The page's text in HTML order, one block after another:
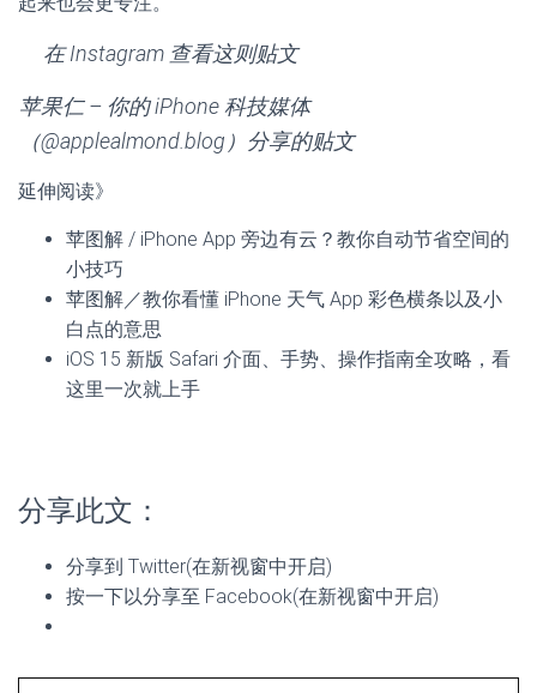
在 Instagram 查看这则贴文
苹果仁 – 你的 iPhone 科技媒体
（@applealmond.blog）分享的贴文
延伸阅读》
苹图解 / iPhone App 旁边有云？教你自动节省空间的
小技巧
苹图解／教你看懂 iPhone 天气 App 彩色横条以及小
白点的意思
iOS 15 新版 Safari 介面、手势、操作指南全攻略，看
这里一次就上手
分享此文：
分享到 Twitter(在新视窗中开启)
按一下以分享至 Facebook(在新视窗中开启)